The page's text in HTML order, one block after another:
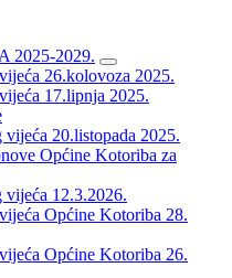
2025-2029.
26.kolovoza 2025.
17.lipnja 2025.
20.listopada 2025.
Općine Kotoriba za
vijeća 12.3.2026.
Općine Kotoriba 28.
Općine Kotoriba 26.